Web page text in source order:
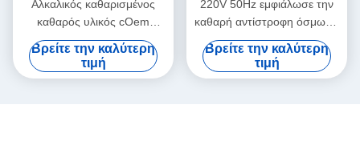
Αλκαλικός καθαρισμένος
καθαρός υλικός cOem
ανοξείδωτου μηχανών
πώλησης νερού
Βρείτε την καλύτερη
τιμή
220V 50Hz εμφιάλωσε την
καθαρή αντίστροφη όσμωση
μηχανών πώλησης νερού
Βρείτε την καλύτερη
τιμή